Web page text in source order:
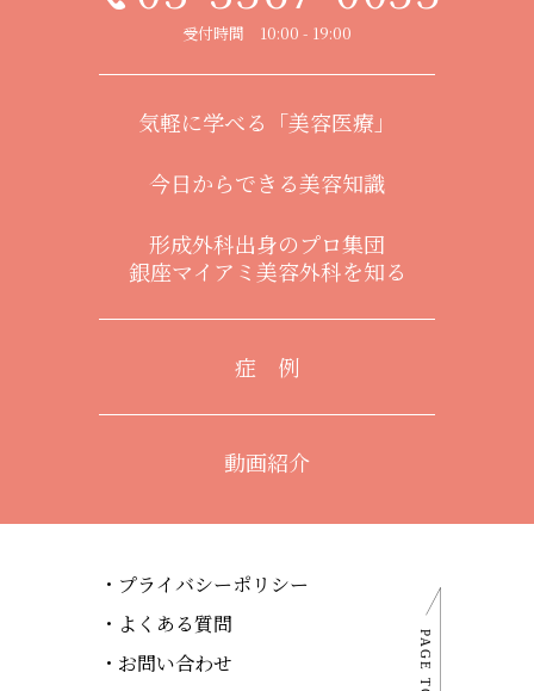
受付時間 10:00 - 19:00
気軽に学べる「美容医療」
今日からできる美容知識
形成外科出身のプロ集団
銀座マイアミ美容外科を知る
症 例
動画紹介
プライバシーポリシー
よくある質問
お問い合わせ